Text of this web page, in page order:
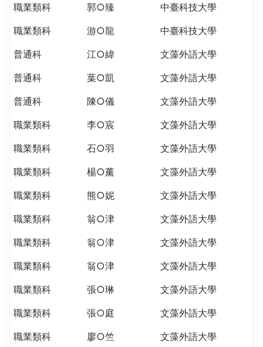
職業類科
郭○臻
中臺科技大學
職業類科
游○龍
中臺科技大學
普通科
江○緯
文藻外語大學
普通科
葉○凱
文藻外語大學
普通科
陳○儀
文藻外語大學
職業類科
李○宸
文藻外語大學
職業類科
石○羽
文藻外語大學
職業類科
楊○薰
文藻外語大學
職業類科
熊○妮
文藻外語大學
職業類科
翁○津
文藻外語大學
職業類科
翁○津
文藻外語大學
職業類科
翁○津
文藻外語大學
職業類科
張○琳
文藻外語大學
職業類科
張○庭
文藻外語大學
職業類科
廖○竺 文藻外語大學